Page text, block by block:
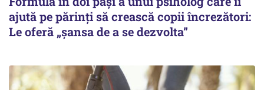
ajută pe părinți să crească copii încrezători:
Le oferă „șansa de a se dezvolta”